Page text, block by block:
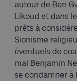
autour de Ben
Likoud et dans
prêts à
Sionisme
éventuels de
mal Benjamin
se condamner à